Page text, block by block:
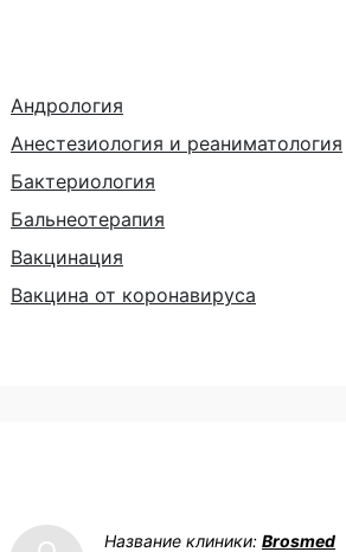
Андрология
Анестезиология и реаниматология
Бактериология
Бальнеотерапия
Вакцинация
Вакцина от коронавируса
Название клиники: Brosmed